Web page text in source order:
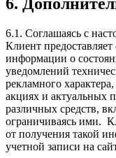
6.1. Соглашаясь с
Клиент предоставляет
информации о
уведомлений
рекламного
акциях и актуальных
различных средств,
ограничиваясь ими.
от получения такой
учетной записи на